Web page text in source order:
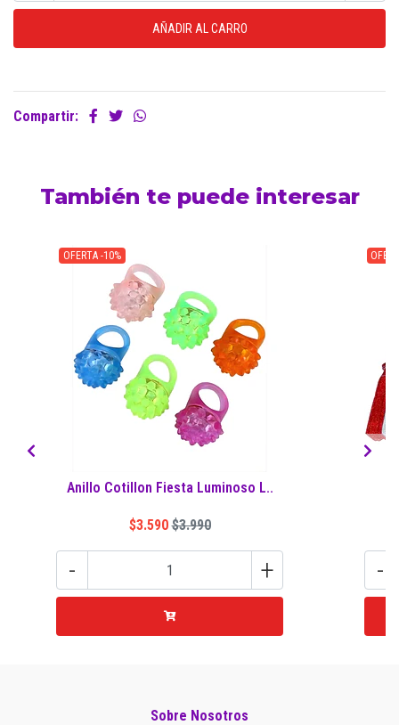
Compartir:
También te puede interesar
OFERTA -10%
Anillo Cotillon Fiesta Luminoso L..
$3.590 $3.990
- + -
Sobre Nosotros